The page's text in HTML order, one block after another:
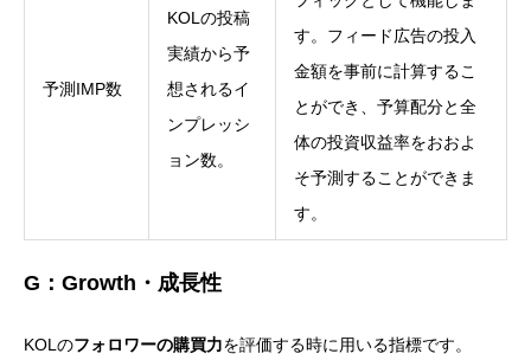
予測IMP数
KOLの投稿
実績から予
想されるイ
ンプレッシ
ョン数。
す。 フィード広告の投入
金額を事前に計算するこ
とができ、予算配分と全
体の投資収益率をおおよ
そ予測することができま
す。
G：Growth・成長性
KOLのフォロワーの購買力を評価する時に用いる指標です。